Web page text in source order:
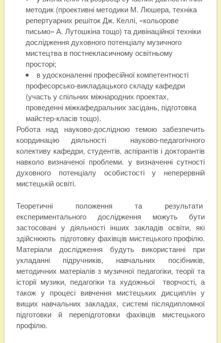
методик (проективні методики М. Люшера, техніка
репертуарних решіток Дж. Келлі, «кольорове
письмо» А. Лутошкіна тощо) та дивінаційної техніки
дослідження духовного потенціалу музичного
мистецтва в постнекласичному освітньому
просторі;
в удосконаленні професійної компетентності
професорсько-викладацького складу кафедри
(участь у спільних міжнародних проектах,
проведенні міжкафедральних засідань, підготовка
майстер-класів тощо).
Робота над науково-дослідною темою забезпечить
координацію діяльності науково-педагогічного
колективу кафедри, студентів, аспірантів і докторантів
навколо визначеної проблеми. у визначенні сутності
духовного потенціалу особистості у неперервній
мистецькій освіті.
Теоретичні положення та результати
експериментального дослідження можуть бути
застосовані у діяльності інших закладів освіти, які
здійснюють підготовку фахівців мистецького профілю.
Матеріали дослідження будуть використанні при
укладанні підручників, навчальних посібників,
методичних матеріалів з музичної педагогіки, теорії та
історії музики, педагогіки та художньої творчості, а
також у процесі вивчення мистецьких дисциплін у
вищих навчальних закладах, системі післядипломної
підготовки й перепідготовки фахівців мистецького
профілю.